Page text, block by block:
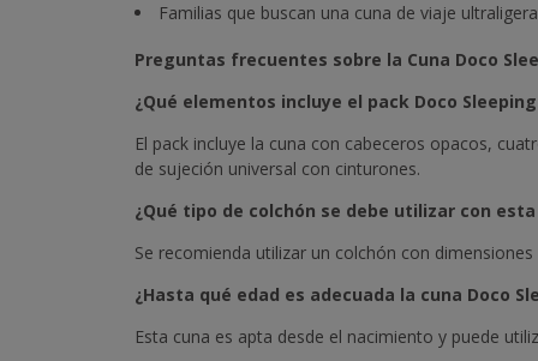
Familias que buscan una cuna de viaje
Preguntas frecuentes sobre la Cuna Doco
¿Qué elementos incluye el pack Doco
El pack incluye la cuna con cabeceros opacos,
de sujeción universal con cinturones.
¿Qué tipo de colchón se debe utilizar con esta
Se recomienda utilizar un colchón con
¿Hasta qué edad es adecuada la cuna Doco
Esta cuna es apta desde el nacimiento y puede